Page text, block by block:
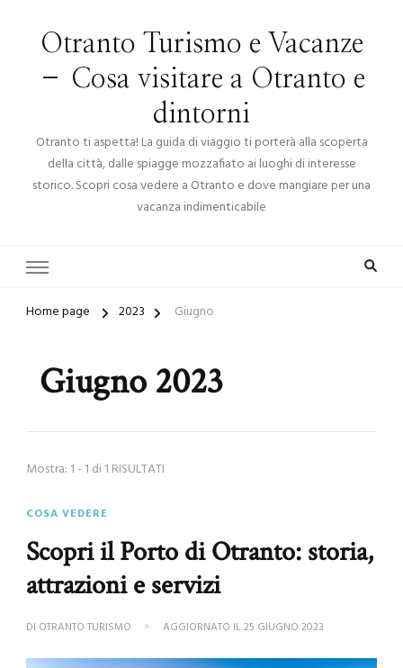
Otranto Turismo e Vacanze
– Cosa visitare a Otranto e
dintorni
Otranto ti aspetta! La guida di viaggio ti porterà alla scoperta
della città, dalle spiagge mozzafiato ai luoghi di interesse
storico. Scopri cosa vedere a Otranto e dove mangiare per una
vacanza indimenticabile
Home page 2023 Giugno
Giugno 2023
Mostra: 1 - 1 di 1 RISULTATI
COSA VEDERE
Scopri il Porto di Otranto: storia,
attrazioni e servizi
DI OTRANTO TURISMO AGGIORNATO IL25 GIUGNO 2023